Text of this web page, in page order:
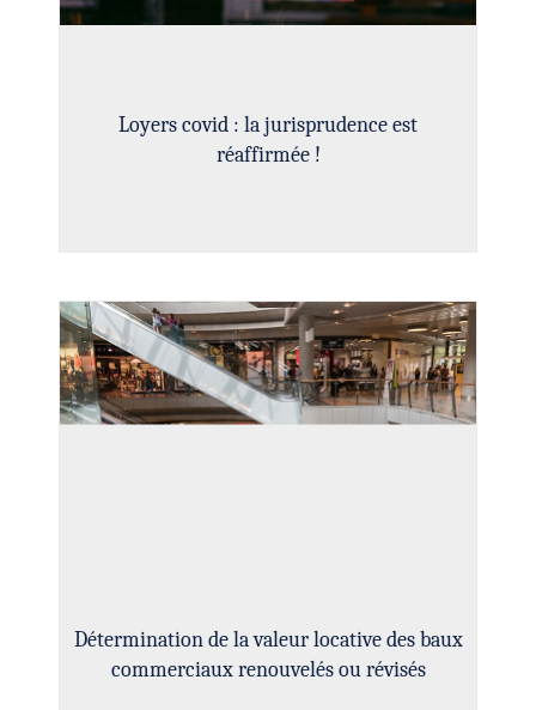
Loyers covid : la jurisprudence est
réaffirmée !
Détermination de la valeur locative des baux
commerciaux renouvelés ou révisés